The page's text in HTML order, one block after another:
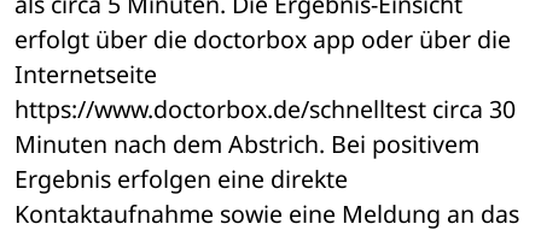
erfolgt über die doctorbox app oder über die
Internetseite
https://www.doctorbox.de/schnelltest circa 30
Minuten nach dem Abstrich. Bei positivem
Ergebnis erfolgen eine direkte
Kontaktaufnahme sowie eine Meldung an das